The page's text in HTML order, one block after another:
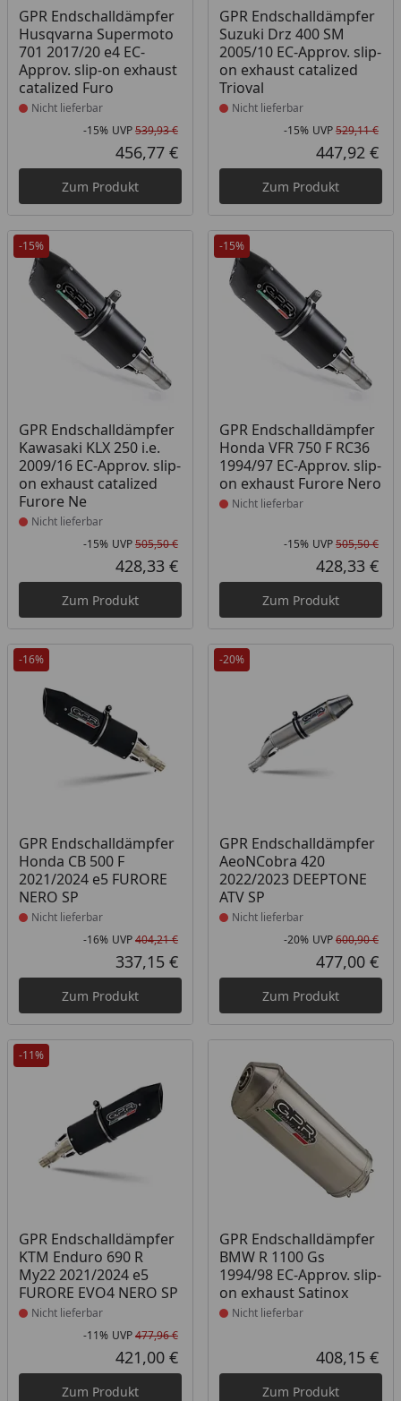
GPR Endschalldämpfer
Husqvarna Supermoto
701 2017/20 e4 EC-
Approv. slip-on exhaust
catalized Furo
Produkt nicht lieferbar
Nicht lieferbar
Rabatt in Prozent
-15%
Ursprünglicher Preis
UVP539,93 €
Aktueller Preis
456,77 €
Zum Produkt
GPR Endschalldämpfer
Suzuki Drz 400 SM
2005/10 EC-Approv. slip-
on exhaust catalized
Trioval
Produkt nicht lieferbar
Nicht lieferbar
-15% UVP529,11 €
447,92 €
Zum Produkt
-15%
GPR Endschalldämpfer
Kawasaki KLX 250 i.e.
2009/16 EC-Approv. slip-
on exhaust catalized
Furore Ne
Produkt nicht lieferbar
Nicht lieferbar
Rabatt in Prozent
-15%
Ursprünglicher Preis
UVP505,50 €
Aktueller Preis
428,33 €
Zum Produkt
-15%
GPR Endschalldämpfer
Honda VFR 750 F RC36
1994/97 EC-Approv. slip-
on exhaust Furore Nero
Produkt nicht lieferbar
Nicht lieferbar
-15% UVP505,50 €
428,33 €
Zum Produkt
-16%
GPR Endschalldämpfer
Honda CB 500 F
2021/2024 e5 FURORE
NERO SP
Produkt nicht lieferbar
Nicht lieferbar
Rabatt in Prozent
-16%
Ursprünglicher Preis
UVP404,21 €
Aktueller Preis
337,15 €
Zum Produkt
-20%
GPR Endschalldämpfer
AeoNCobra 420
2022/2023 DEEPTONE
ATV SP
Produkt nicht lieferbar
Nicht lieferbar
-20% UVP600,90 €
477,00 €
Zum Produkt
-11%
GPR Endschalldämpfer
KTM Enduro 690 R
My22 2021/2024 e5
FURORE EVO4 NERO SP
Produkt nicht lieferbar
Nicht lieferbar
Rabatt in Prozent
-11%
Ursprünglicher Preis
UVP477,96 €
Aktueller Preis
421,00 €
Zum Produkt
GPR Endschalldämpfer
BMW R 1100 Gs
1994/98 EC-Approv. slip-
on exhaust Satinox
Produkt nicht lieferbar
Nicht lieferbar
408,15 €
Zum Produkt